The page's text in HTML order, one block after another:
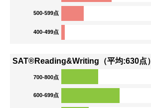
500-599点
400-499点
SAT®Reading&Writing（平均:630点）
700-800点
600-699点